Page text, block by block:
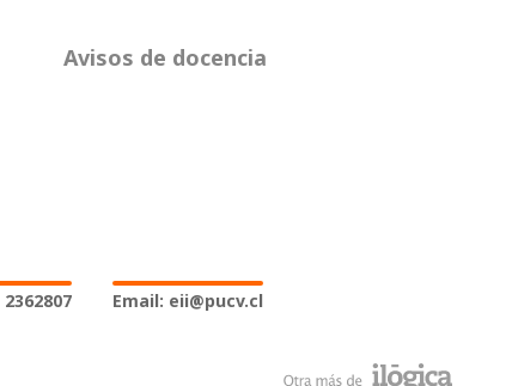
Avisos de docencia
Email: eii@pucv.cl